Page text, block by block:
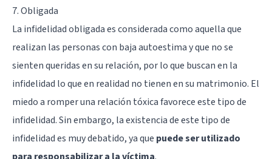
7. Obligada
La infidelidad obligada es considerada como aquella que
realizan las personas con baja autoestima y que no se
sienten queridas en su relación, por lo que buscan en la
infidelidad lo que en realidad no tienen en su matrimonio. El
miedo a romper una relación tóxicafavorece este tipo de
infidelidad. Sin embargo, la existencia de este tipo de
infidelidad es muy debatido, ya que puede ser utilizado